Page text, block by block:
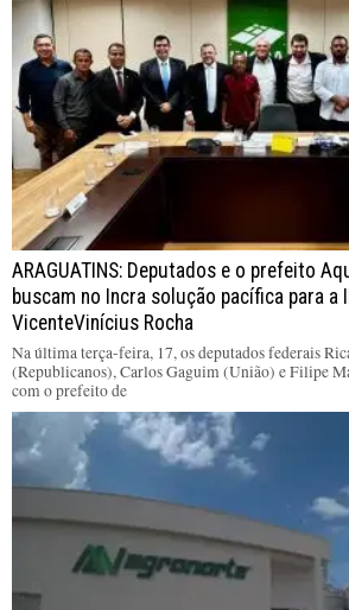
ARAGUATINS: Deputados e o prefeito
buscam no Incra solução pacífica para a
VicenteVinícius Rocha
Na última terça-feira, 17, os deputados federais
(Republicanos), Carlos Gaguim (União) e Filipe
com o prefeito de